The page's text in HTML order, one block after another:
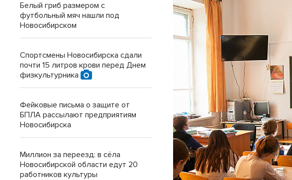
Белый гриб размером с
футбольный мяч нашли под
Новосибирском
Спортсмены Новосибирска сдали
почти 15 литров крови перед Днем
физкультурника
Фейковые письма о защите от
БПЛА рассылают предприятиям
Новосибирска
Миллион за переезд: в сёла
Новосибирской области едут 20
работников культуры